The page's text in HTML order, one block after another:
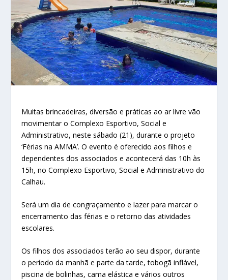
Muitas brincadeiras, diversão e práticas ao ar livre vão
movimentar o Complexo Esportivo, Social e
Administrativo, neste sábado (21), durante o projeto
‘Férias na AMMA’. O evento é oferecido aos filhos e
dependentes dos associados e acontecerá das 10h às
15h, no Complexo Esportivo, Social e Administrativo do
Calhau.
Será um dia de congraçamento e lazer para marcar o
encerramento das férias e o retorno das atividades
escolares.
Os filhos dos associados terão ao seu dispor, durante
o período da manhã e parte da tarde, tobogã inflável,
piscina de bolinhas, cama elástica e vários outros